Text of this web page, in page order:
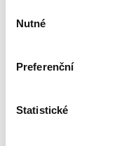
souhlasu
Nutné
Preferenční
Statistické